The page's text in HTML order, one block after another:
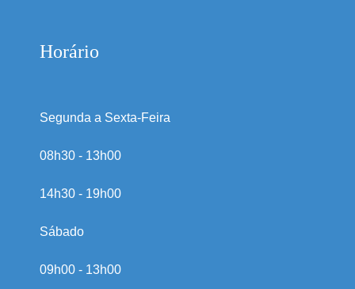
Horário
Segunda a Sexta-Feira
08h30 - 13h00
14h30 - 19h00
Sábado
09h00 - 13h00